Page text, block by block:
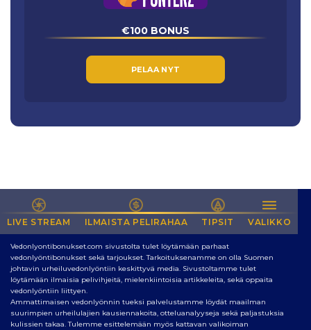
€100 BONUS
PELAA NYT
LIVE STREAM ILMAISTA PELIRAHAA TIPSIT VALIKKO
NETIN PARAS SIVUSTO VEDONLYÖNTIIN
Vedonlyontibonukset.com sivustolta tulet löytämään parhaat
vedonlyöntibonukset sekä tarjoukset. Tarkoituksenamme on olla Suomen
johtavin urheiluvedonlyöntiin keskittyvä media. Sivustoltamme tulet
löytämään ilmaisia pelivihjeitä, mielenkiintoisia artikkeleita, sekä oppaita
vedonlyöntiin liittyen.
Ammattimaisen vedonlyönnin tueksi palvelustamme löydät maailman
suurimpien urheilulajien kausiennakoita, otteluanalyyseja sekä paljastuksia
kulissien takaa. Tulemme esittelemään myös kattavan valikoiman